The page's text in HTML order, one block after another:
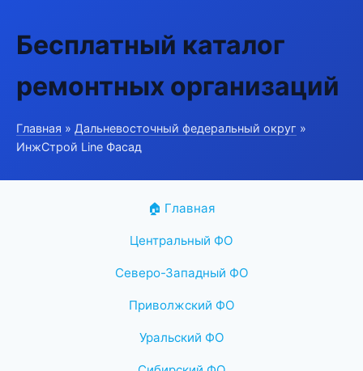
Бесплатный каталог
ремонтных организаций
Главная » Дальневосточный федеральный округ »
ИнжСтрой Line Фасад
🏠 Главная
Центральный ФО
Северо-Западный ФО
Приволжский ФО
Уральский ФО